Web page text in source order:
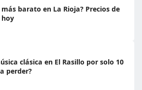
barato en La Rioja? Precios de
hoy
clásica en El Rasillo por solo 10
perder?